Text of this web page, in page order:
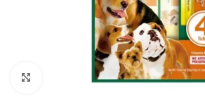
Clic para ampliar